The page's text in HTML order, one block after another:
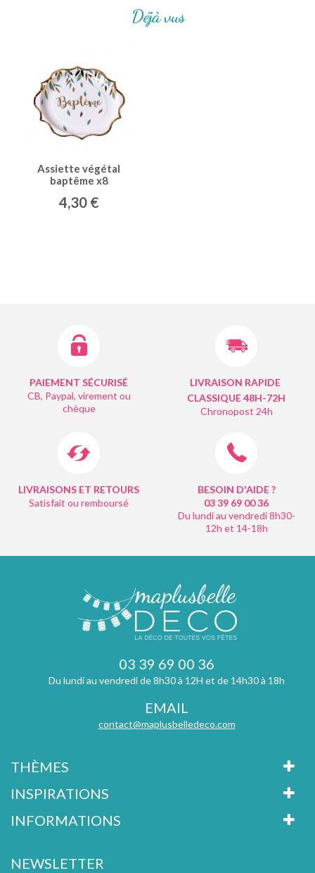
Déjà vus
Assiette végétal
baptême x8
4,30 €
PAIEMENT SÉCURISÉ
CB, Paypal, virement ou
chèque
LIVRAISON RAPIDE
CLASSIQUE 48H-72H
Chronopost 24h
LIVRAISONS ET RETOURS
Satisfait ou remboursé
BESOIN D'AIDE ?
03 39 69 0036
Du lundi au vendredi 8h30-
12h et 14-18h
03 39 69 00 36
Du lundi au vendredi de 8h30 à 12H et de 14h30 à 18h
EMAIL
contact@maplusbelledeco.com
THÈMES
INSPIRATIONS
INFORMATIONS
NEWSLETTER